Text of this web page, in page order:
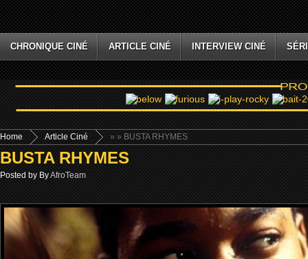
CHRONIQUE CINÉ ARTICLE CINÉ INTERVIEW CINÉ
Home »
Article Ciné » BUSTA RHYMES
BUSTA RHYMES
Posted by ByAfroTeam